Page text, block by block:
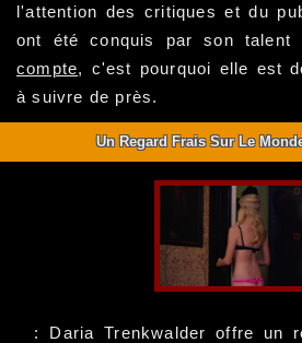
l'attention des critiques et du
ont été conquis par son talent
compte, c'est pourquoi elle est
à suivre de près.
Un Regard Frais Sur Le
: Daria Trenkwalder offre un